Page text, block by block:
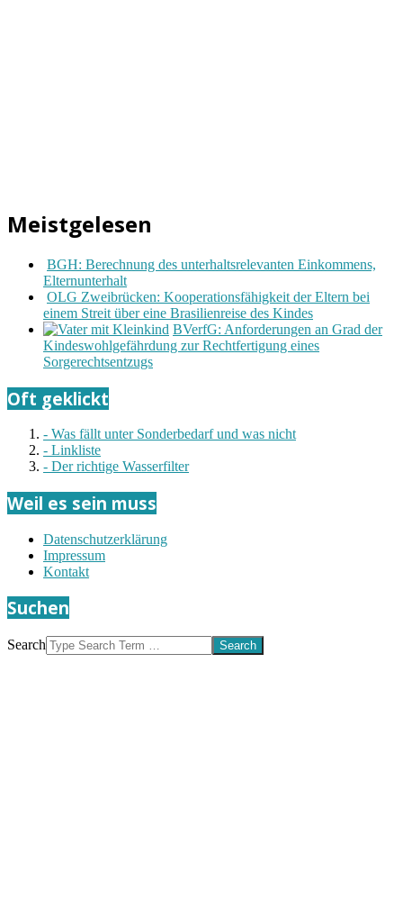
Meistgelesen
BGH: Berechnung des unterhaltsrelevanten Einkommens,
Elternunterhalt
OLG Zweibrücken: Kooperationsfähigkeit der Eltern bei
einem Streit über eine Brasilienreise des Kindes
BVerfG: Anforderungen an Grad der
Kindeswohlgefährdung zur Rechtfertigung eines
Sorgerechtsentzugs
Oft geklickt
- Was fällt unter Sonderbedarf und was nicht
- Linkliste
- Der richtige Wasserfilter
Weil es sein muss
Datenschutzerklärung
Impressum
Kontakt
Suchen
Search